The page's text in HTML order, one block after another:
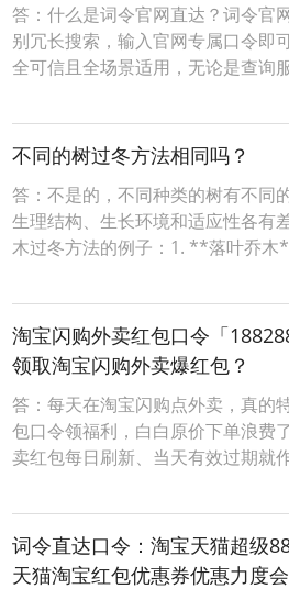
答：什么是词令官网直达？词令官
别冗长搜索，输入官网专属口令即
全可信且全场景适用，无论是查询
触达省时省心；对站长/商家来说
低成本构建品牌专属流量入口，精
灵活关联活动页、促销页等动态目
化推广策略，让每一份流量都转化
不同的树过冬方法相同吗？
答：不是的，不同种类的树有不同
生理结构、生长环境和适应性各有
木过冬方法的例子：1. **落叶乔木
季会落叶，这是它们的一种自然保
分蒸发和营养物质的消耗，降低冻
进入休眠状态，根系活动减慢，能
绿乔木**：如松树、柏树等，它们
淘宝闪购外卖红包口令「
领取淘宝闪购外卖爆红包？
答：每天在淘宝闪购点外卖，真的
包口令领福利，白白原价下单浪费
卖红包每日刷新、当天有效过期就
用户推送大额隐藏优惠，只有专
减福利。往后一定要养成每次点外
也不愿错过每一笔立减优惠，把本
在手里，坚持天天领、单单省，不
词令直达口令：淘宝天猫超级
天猫淘宝红包优惠券优惠力度